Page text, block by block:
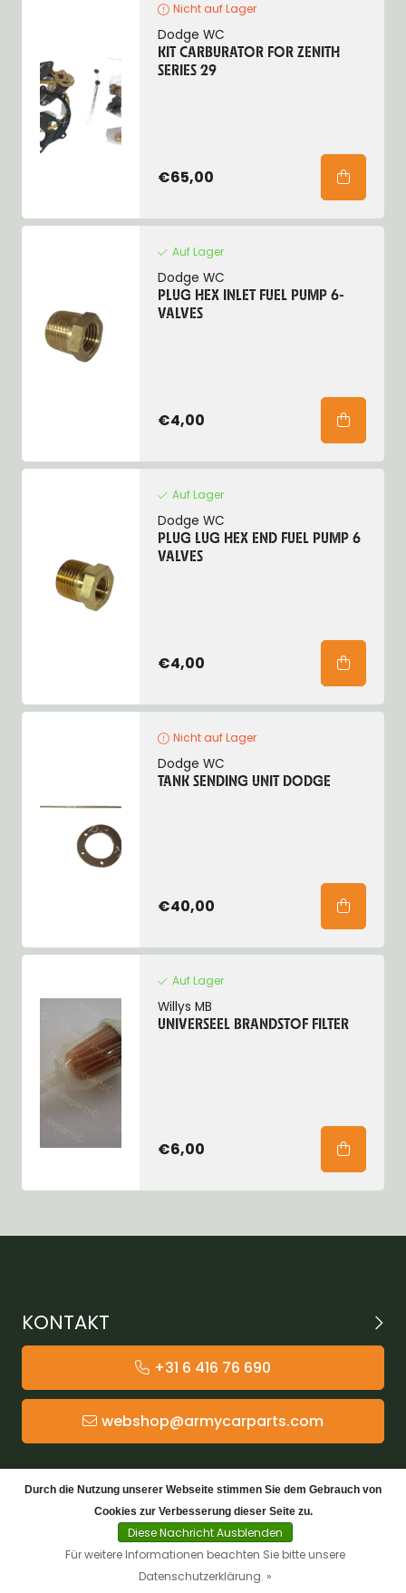
Nicht auf Lager
Dodge WC
KIT CARBURATOR FOR ZENITH
SERIES 29
€65,00
Auf Lager
Dodge WC
PLUG HEX INLET FUEL PUMP 6-
VALVES
€4,00
Auf Lager
Dodge WC
PLUG LUG HEX END FUEL PUMP 6
VALVES
€4,00
Nicht auf Lager
Dodge WC
TANK SENDING UNIT DODGE
€40,00
Auf Lager
Willys MB
UNIVERSEEL BRANDSTOF FILTER
€6,00
KONTAKT
+31 6 416 76 690
webshop@armycarparts.com
KATEGORIEN
KUNDENDIENST
Durch die Nutzung unserer Webseite stimmen Sie dem Gebrauch von
Cookies zur Verbesserung dieser Seite zu.
Diese Nachricht Ausblenden
Für weitere Informationen beachten Sie bitte unsere
Datenschutzerklärung. »